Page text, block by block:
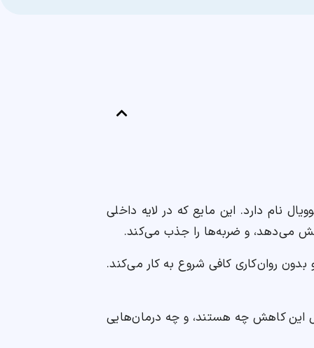
نام دارد. این مایع که در لایه داخلی
می‌دهد، و ضربه‌ها را جذب می‌کند.
روان‌کاری کافی شروع به کار می‌کند.
این کاهش چه هستند، و چه درمان‌هایی